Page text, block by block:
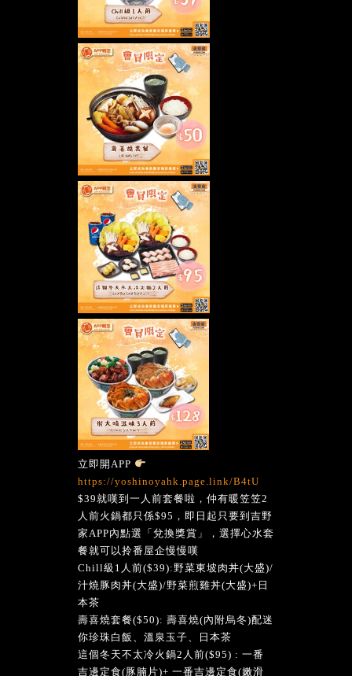
立即開APP
https://yoshinoyahk.page.link/B4tU
$39就嘆到一人前套餐啦，仲有暖笠笠2
人前火鍋都只係$95，即日起只要到吉野
家APP內點選「兌換獎賞」，選擇心水套
餐就可以拎番屋企慢慢嘆
Chill級1人前($39):野菜東坡肉丼(大盛)/
汁燒豚肉丼(大盛)/野菜煎雞丼(大盛)+日
本茶
壽喜燒套餐($50): 壽喜燒(內附烏冬)配迷
你珍珠白飯、溫泉玉子、日本茶
這個冬天不太冷火鍋2人前($95) : 一番
吉邊定食(豚腩片)+ 一番吉邊定食(嫩滑